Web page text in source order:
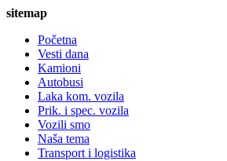
sitemap
Početna
Vesti dana
Kamioni
Autobusi
Laka kom. vozila
Prik. i spec. vozila
Vozili smo
Naša tema
Transport i logistika